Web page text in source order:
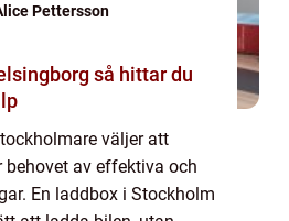
Pettersson
så hittar du
väljer att
av effektiva och
En laddbox i Stockholm